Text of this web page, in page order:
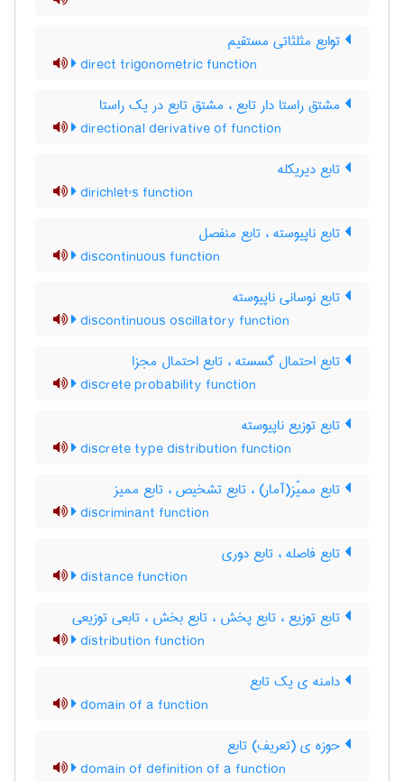
توابع مثلثاتی مستقیم
direct trigonometric function
مشتق راستا دار تابع ، مشتق تابع در یک راستا
directional derivative of function
تابع دیریکله
dirichlet's function
تابع ناپیوسته ، تابع منفصل
discontinuous function
تابع نوسانی ناپیوسته
discontinuous oscillatory function
تابع احتمال گسسته ، تابع احتمال مجزا
discrete probability function
تابع توزیع ناپیوسته
discrete type distribution function
تابع ممیّز(آمار) ، تابع تشخیص ، تابع ممیز
discriminant function
تابع فاصله ، تابع دوری
distance function
تابع توزیع ، تابع پخش ، تابع بخش ، تابعی توزیعی
distribution function
دامنه ی یک تابع
domain of a function
حوزه ی (تعریف) تابع
domain of definition of a function